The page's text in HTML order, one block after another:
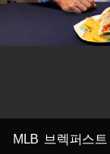
MLB 브렉퍼스